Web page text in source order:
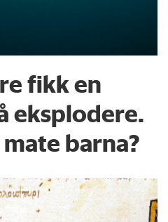
fikk en
eksplodere.
barna?